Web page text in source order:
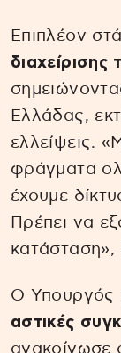
Επιπλέον
Ελλάδας,
ελλείψεις.
φράγματα
έχουμε
Πρέπει να
κατάσταση»,
Ο Υπουργός
αστικές
ανακοίνωσε